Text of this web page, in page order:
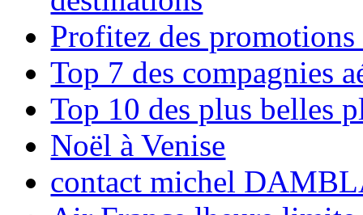
Profitez des
Top 7 des compagnies
Top 10 des plus belles
Noël à Venise
contact michel